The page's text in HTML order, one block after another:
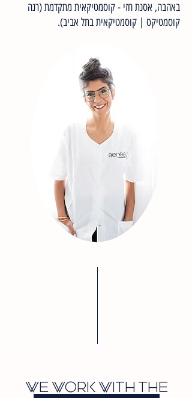
באהבה, אסנת חזי - קוסמטיקאית מתקדמת (רנה
קוסמטיקס | קוסמטיקאית בתל אביב).
WE WORK WITH THE